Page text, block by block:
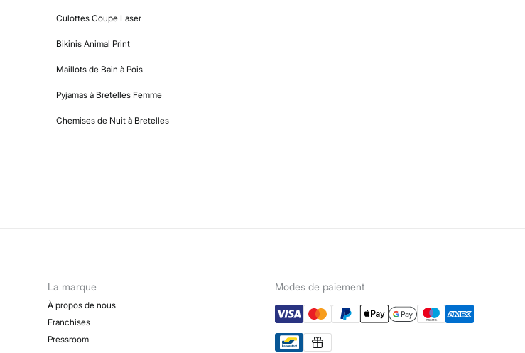
Culottes Coupe Laser
Bikinis Animal Print
Maillots de Bain à Pois
Pyjamas à Bretelles Femme
Chemises de Nuit à Bretelles
La marque
À propos de nous
Franchises
Pressroom
Modes de paiement